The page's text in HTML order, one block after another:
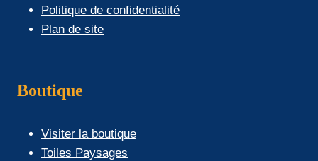
Politique de confidentialité
Plan de site
Boutique
Visiter la boutique
Toiles Paysages